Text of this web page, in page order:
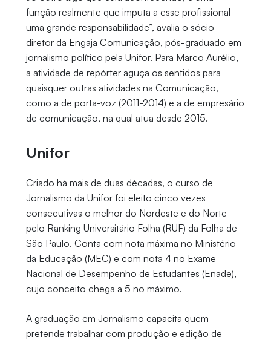
função realmente que imputa a esse profissional
uma grande responsabilidade”, avalia o sócio-
diretor da Engaja Comunicação, pós-graduado em
jornalismo político pela Unifor. Para Marco Aurélio,
a atividade de repórter aguça os sentidos para
quaisquer outras atividades na Comunicação,
como a de porta-voz (2011-2014) e a de empresário
de comunicação, na qual atua desde 2015.
Unifor
Criado há mais de duas décadas, o curso de
Jornalismo da Unifor foi eleito cinco vezes
consecutivas o melhor do Nordeste e do Norte
pelo Ranking Universitário Folha (RUF) da Folha de
São Paulo. Conta com nota máxima no Ministério
da Educação (MEC) e com nota 4 no Exame
Nacional de Desempenho de Estudantes (Enade),
cujo conceito chega a 5 no máximo.
A graduação em Jornalismo capacita quem
pretende trabalhar com produção e edição de